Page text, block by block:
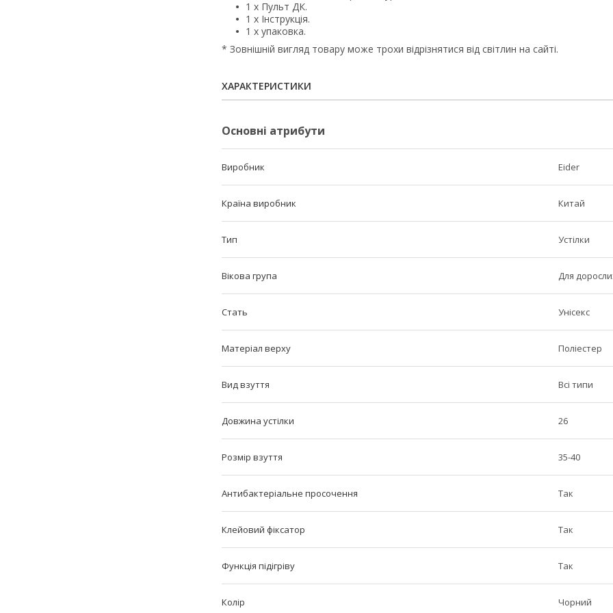
1 х Пульт ДК.
1 х Інструкція.
1 х упаковка.
* Зовнішній вигляд товару може трохи відрізнятися від світлин на сайті.
ХАРАКТЕРИСТИКИ
Основні атрибути
Виробник Eider
Країна виробник Китай
Тип Устілки
Вікова група Для
Стать Унісекс
Матеріал верху Поліестер
Вид взуття Всі типи
Довжина устілки 26
Розмір взуття 35-40
Антибактеріальне просочення Так
Клейовий фіксатор Так
Функція підігріву Так
Колір Чорний